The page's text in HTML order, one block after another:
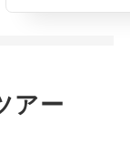
アー